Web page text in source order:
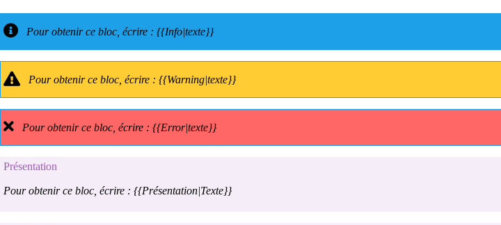
Pour obtenir ce bloc, écrire : {{Info|texte}}
Pour obtenir ce bloc, écrire : {{Warning|texte}}
Pour obtenir ce bloc, écrire : {{Error|texte}}
Présentation
Pour obtenir ce bloc, écrire : {{Présentation|Texte}}